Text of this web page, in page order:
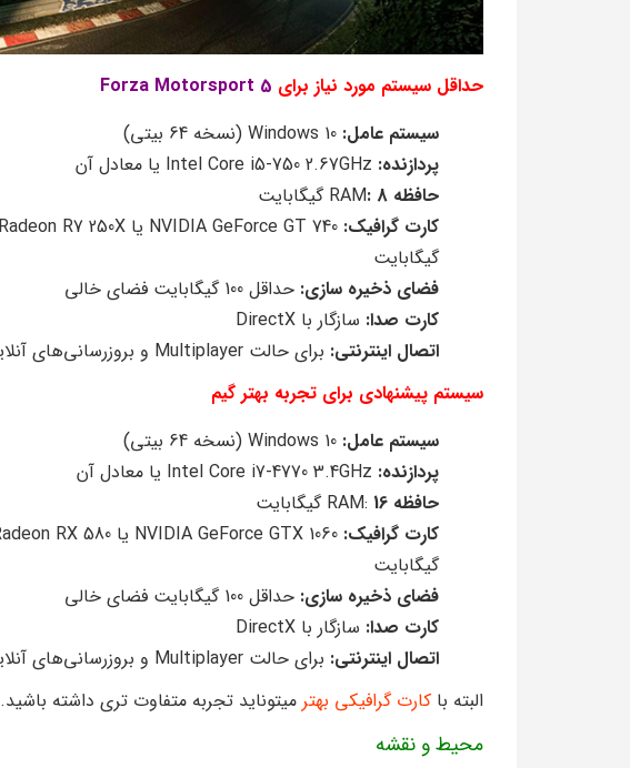
حداقل سیستم مورد نیاز برای Forza Motorsport 5
سیستم عامل:
پردازنده:
حافظه : 8
گیگابایت
کارت گرافیک:
گیگابایت
فضای ذخیره سازی: حداقل 100 گیگابایت فضای خالی
کارت صدا: سازگار با DirectX
اتصال اینترنتی: برای حالت Multiplayer و بروزرسانی‌های آنلاین
سیستم پیشنهادی برای تجربه بهتر گیم
سیستم عامل:
پردازنده:
حافظه 16
گیگابایت
کارت گرافیک:
گیگابایت
فضای ذخیره سازی: حداقل 100 گیگابایت فضای خالی
کارت صدا: سازگار با DirectX
اتصال اینترنتی: برای حالت Multiplayer و بروزرسانی‌های آنلاین
البته با کارت گرافیکی بهتر میتوناید تجربه متفاوت تری داشته باشید.
محیط و نقشه